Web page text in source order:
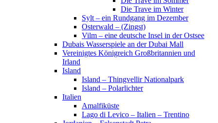
Die Trave im Winter
Sylt – ein Rundgang im Dezember
Osterwald – (Zingst)
Vilm – eine deutsche Insel in der Ostsee
Dubais Wasserspiele an der Dubai Mall
Vereinigtes Königreich Großbritannien und
Irland
Island
Island – Thingvellir Nationalpark
Island – Polarlichter
Italien
Amalfiküste
Lago di Levico – Italien – Trentino